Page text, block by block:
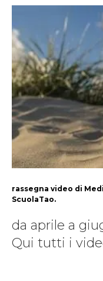
rassegna video di
ScuolaTao.
da aprile a
Qui tutti i